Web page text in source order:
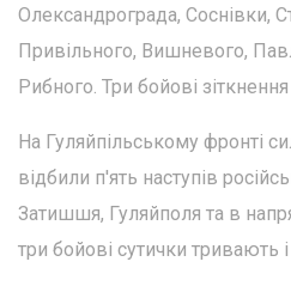
Олександрограда, Соснівки,
Привільного, Вишневого,
Рибного. Три бойові
На Гуляйпільському фронті
відбили п'ять наступів
Затишшя, Гуляйполя та в
три бойові сутички тривають і